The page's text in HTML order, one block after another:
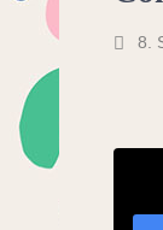
8.